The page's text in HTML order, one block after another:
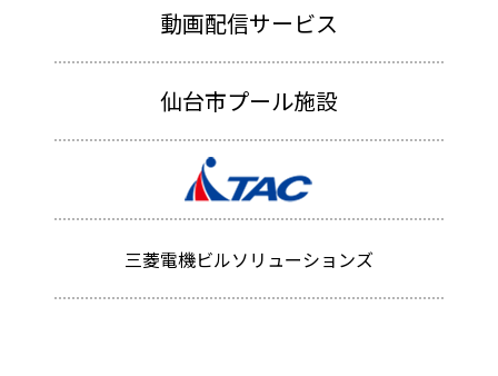
動画配信サービス
仙台市プール施設
三菱電機ビルソリューションズ